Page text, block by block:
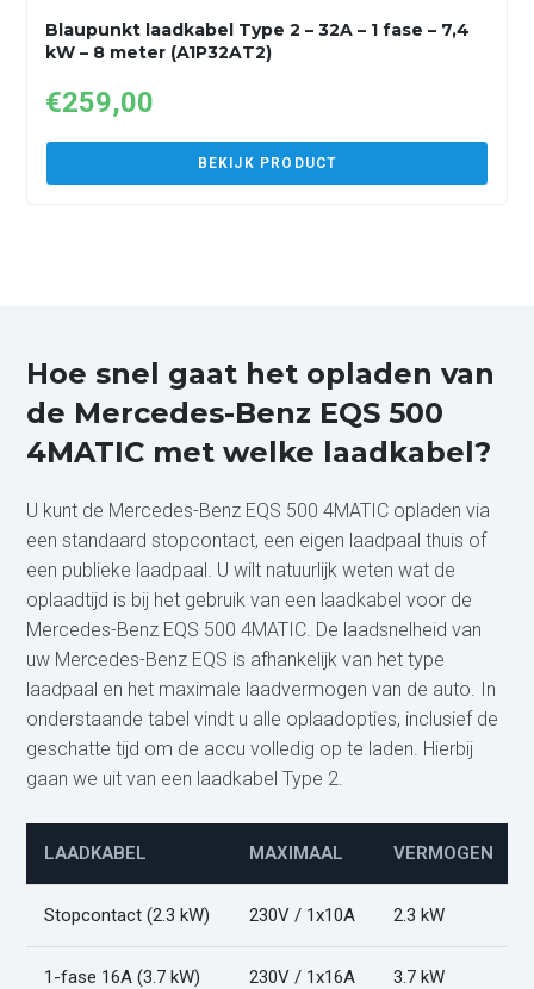
Blaupunkt laadkabel Type 2 – 32A – 1 fase – 7,4
kW – 8 meter (A1P32AT2)
€259,00
BEKIJK PRODUCT
Hoe snel gaat het opladen van
de Mercedes-Benz EQS 500
4MATIC met welke laadkabel?
U kunt de Mercedes-Benz EQS 500 4MATIC opladen via
een standaard stopcontact, een eigen laadpaal thuis of
een publieke laadpaal. U wilt natuurlijk weten wat de
oplaadtijd is bij het gebruik van een laadkabel voor de
Mercedes-Benz EQS 500 4MATIC. De laadsnelheid van
uw Mercedes-Benz EQS is afhankelijk van het type
laadpaal en het maximale laadvermogen van de auto. In
onderstaande tabel vindt u alle oplaadopties, inclusief de
geschatte tijd om de accu volledig op te laden. Hierbij
gaan we uit van een laadkabel Type 2.
LAADKABEL MAXIMAAL VERMOGEN
Stopcontact (2.3 kW) 230V / 1x10A 2.3 kW
1-fase 16A (3.7 kW) 230V / 1x16A 3.7 kW